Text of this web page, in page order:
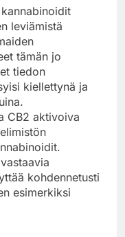
leviämistä
tämän jo
tiedon
kiellettynä ja
CB2 aktivoiva
kohdennetusti
esimerkiksi